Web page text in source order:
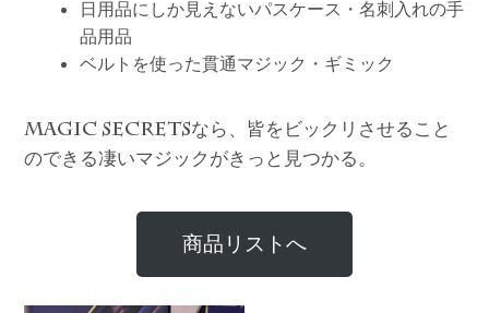
日用品にしか見えないパスケース・名刺入れの手
品用品
ベルトを使った貫通マジック・ギミック
MAGIC SECRETSなら、皆をビックリさせること
のできる凄いマジックがきっと見つかる。
商品リストへ